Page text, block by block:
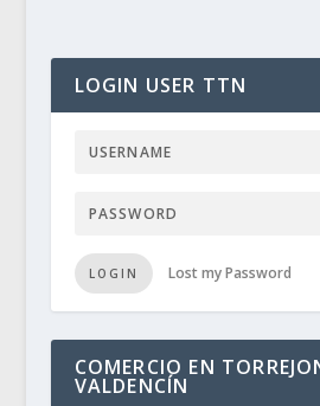
LOGIN USER TTN
LOGIN Lost my Password
COMERCIO EN
VALDENCÍN